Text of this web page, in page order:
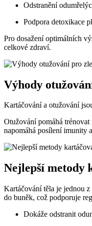
Odstranění
Podpora detoxikace
Pro dosažení optimálních
celkové zdraví.
Výhody
Kartáčování a otužování
Otužování pomáhá
napomáhá posílení imunity
Nejlepší metody
Kartáčování těla je jednou
do buněk, což podporuje
Dokáže odstranit